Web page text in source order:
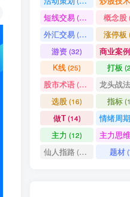
短线交易(40) 概念股
外汇交易(37) 涨停板
游资 (32) 商业案例
K线(25) 打板
股市术语(21) 龙头战法
选股(16) 指标
做T(14) 情绪周期
主力 (12) 主力思维
仙人指路(10) 题材
七日阅
满足你的好
热门文章 最新发布 随
1 超级简单！同花顺K线界面显
2 股票打板、上板、封板、翘板、炸板